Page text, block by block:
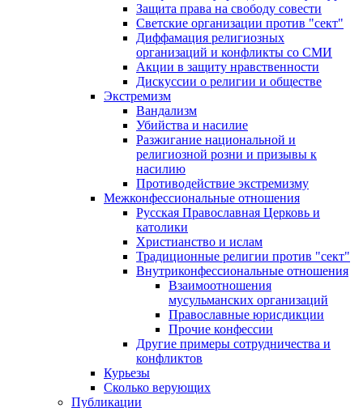
Защита права на свободу совести
Светские организации против "сект"
Диффамация религиозных
организаций и конфликты со СМИ
Акции в защиту нравственности
Дискуссии о религии и обществе
Экстремизм
Вандализм
Убийства и насилие
Разжигание национальной и
религиозной розни и призывы к
насилию
Противодействие экстремизму
Межконфессиональные отношения
Русская Православная Церковь и
католики
Христианство и ислам
Традиционные религии против "сект"
Внутриконфессиональные отношения
Взаимоотношения
мусульманских организаций
Православные юрисдикции
Прочие конфессии
Другие примеры сотрудничества и
конфликтов
Курьезы
Сколько верующих
Публикации